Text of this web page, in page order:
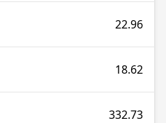
22.96
18.62
332.73